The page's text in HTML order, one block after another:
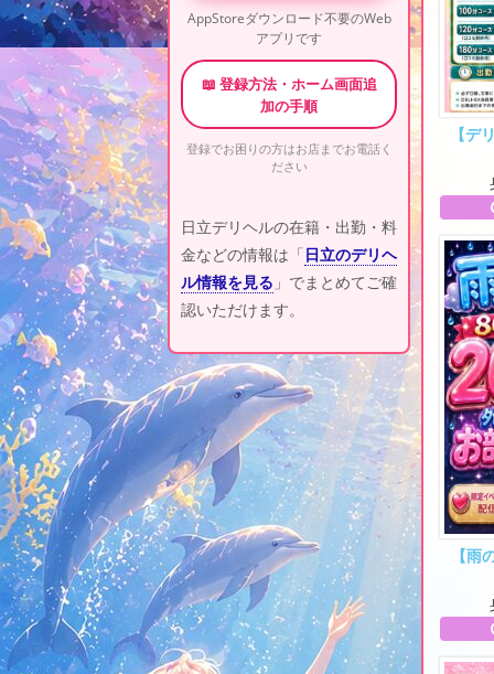
【デ
【雨
AppStoreダウンロード不要のWeb
アプリです
📖 登録方法・ホーム画面追
加の手順
登録でお困りの方はお店までお電話く
ださい
日立デリヘルの在籍・出勤・料
金などの情報は「日立のデリヘ
ル情報を見る 」でまとめてご確
認いただけます。